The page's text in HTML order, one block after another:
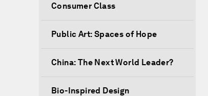
Consumer Class
Public Art: Spaces of Hope
China: The Next World Leader?
Bio-Inspired Design